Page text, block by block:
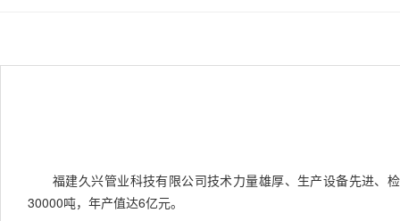
福建久兴管业科技有限公司技术力量雄厚、生产设备先进、
30000吨，年产值达6亿元。